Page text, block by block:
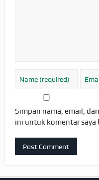
Simpan nama, email,
ini untuk komentar saya